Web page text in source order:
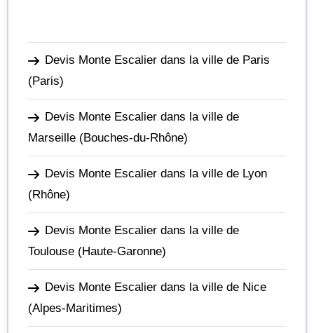
Devis Monte Escalier dans la ville de Paris
(Paris)
Devis Monte Escalier dans la ville de
Marseille (Bouches-du-Rhône)
Devis Monte Escalier dans la ville de Lyon
(Rhône)
Devis Monte Escalier dans la ville de
Toulouse (Haute-Garonne)
Devis Monte Escalier dans la ville de Nice
(Alpes-Maritimes)